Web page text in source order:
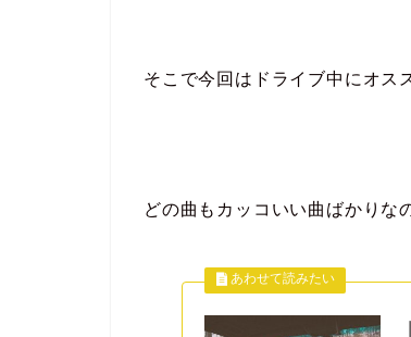
そこで今回はドライブ中にオス
どの曲もカッコいい曲ばかりな